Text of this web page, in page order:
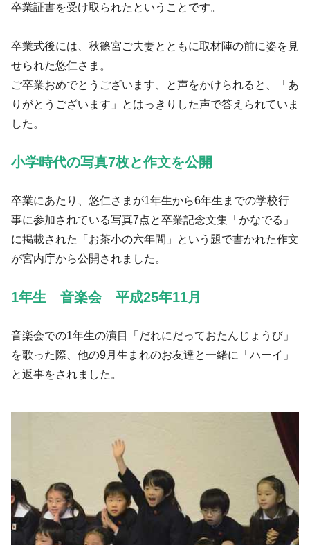
卒業証書を受け取られたということです。
卒業式後には、秋篠宮ご夫妻とともに取材陣の前に姿を見
せられた悠仁さま。
ご卒業おめでとうございます、と声をかけられると、「あ
りがとうございます」とはっきりした声で答えられていま
した。
小学時代の写真7枚と作文を公開
卒業にあたり、悠仁さまが1年生から6年生までの学校行
事に参加されている写真7点と卒業記念文集「かなでる」
に掲載された「お茶小の六年間」という題で書かれた作文
が宮内庁から公開されました。
1年生 音楽会 平成25年11月
音楽会での1年生の演目「だれにだっておたんじょうび」
を歌った際、他の9月生まれのお友達と一緒に「ハーイ」
と返事をされました。